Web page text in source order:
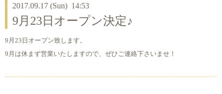
2017.09.17 (Sun) 14:53
9月23日オープン決定♪
9月23日オープン致します。
9月は休まず営業いたしますので、ぜひご連絡下さいませ！